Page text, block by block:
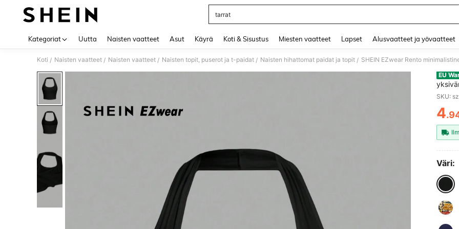
tarrat
Kategoriat Uutta Naisten vaatteet Asut Käyrä Koti & Sisustus Miesten vaatteet Lapset Alusvaatteet ja yövaatteet
Koti / Naisten vaatteet / Naisten vaatteet / Naisten topit, puserot ja t-paidat / Naisten hihattomat paidat ja topit /
EU
SKU:
4
Väri: